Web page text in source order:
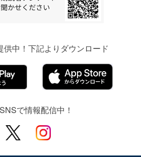
供中！下記よりダウンロード
で情報配信中！